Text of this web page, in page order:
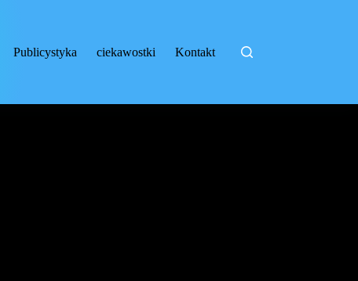
Publicystyka ciekawostki Kontakt